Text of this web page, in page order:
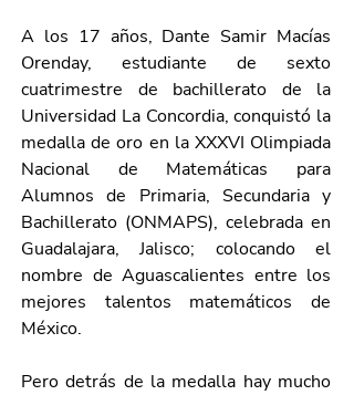
A los 17 años, Dante Samir Macías
Orenday, estudiante de sexto
cuatrimestre de bachillerato de la
Universidad La Concordia, conquistó la
medalla de oro en la XXXVI Olimpiada
Nacional de Matemáticas para
Alumnos de Primaria, Secundaria y
Bachillerato (ONMAPS), celebrada en
Guadalajara, Jalisco; colocando el
nombre de Aguascalientes entre los
mejores talentos matemáticos de
México.
Pero detrás de la medalla hay mucho